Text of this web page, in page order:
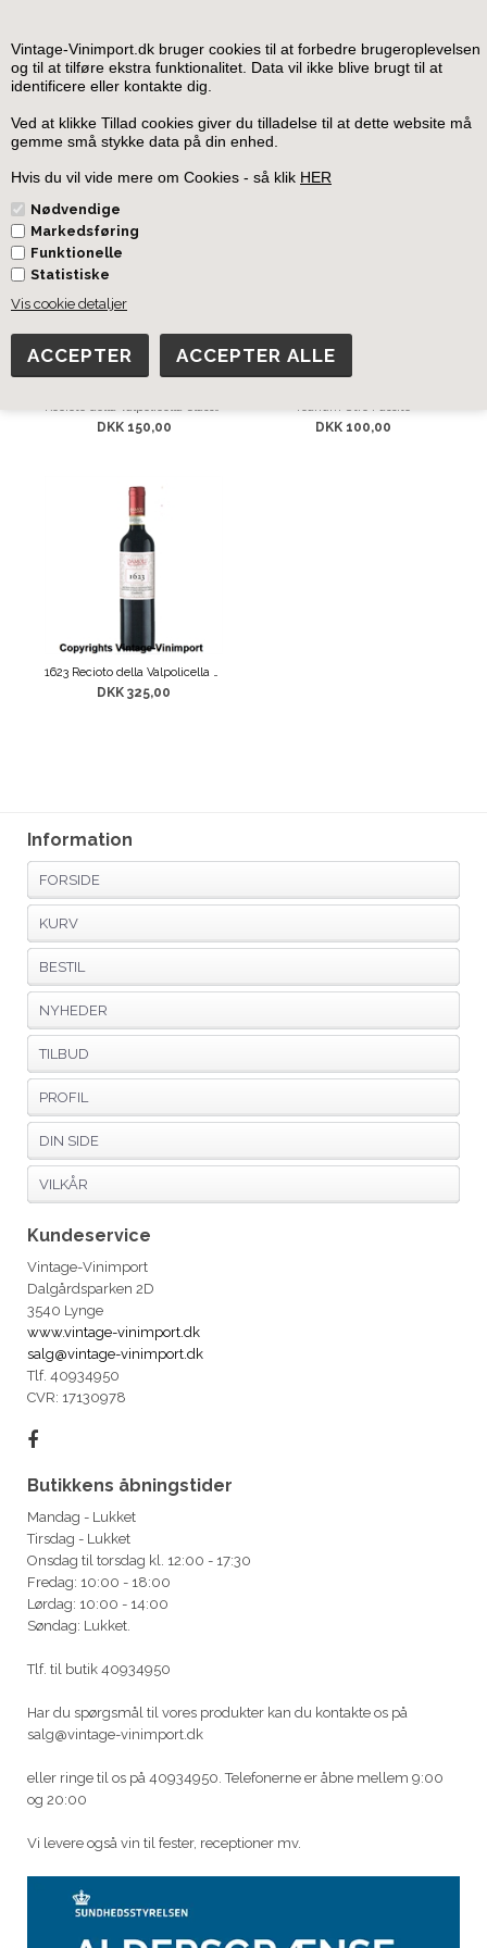
Vintage-Vinimport.dk bruger cookies til at forbedre brugeroplevelsen
og til at tilføre ekstra funktionalitet. Data vil ikke blive brugt til at
identificere eller kontakte dig.
Ved at klikke Tillad cookies giver du tilladelse til at dette website må
gemme små stykke data på din enhed.
Hvis du vil vide mere om Cookies - så klik HER
Nødvendige
Markedsføring
Funktionelle
Statistiske
Vis cookie detaljer
Forside» Italien»Italien Dessertvin
Italien Dessertvin
Recioto della Valpolicella Classico
DKK 150,00
Teanum Otre Passito
DKK 100,00
1623 Recioto della Valpolicella Classico DOCG
DKK 325,00
Information
FORSIDE
KURV
BESTIL
NYHEDER
TILBUD
PROFIL
DIN SIDE
VILKÅR
Kundeservice
Vintage-Vinimport
Dalgårdsparken 2D
3540 Lynge
www.vintage-vinimport.dk
salg@vintage-vinimport.dk
Tlf. 40934950
CVR: 17130978
Butikkens åbningstider
Mandag - Lukket
Tirsdag - Lukket
Onsdag til torsdag kl. 12:00 - 17:30
Fredag: 10:00 - 18:00
Lørdag: 10:00 - 14:00
Søndag: Lukket.
Tlf. til butik 40934950
Har du spørgsmål til vores produkter kan du kontakte os på
salg@vintage-vinimport.dk
eller ringe til os på 40934950. Telefonerne er åbne mellem 9:00
og 20:00
Vi levere også vin til fester, receptioner mv.